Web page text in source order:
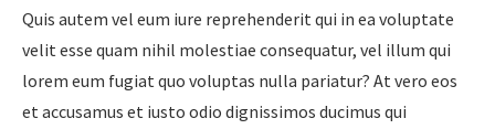
Quis autem vel eum iure reprehenderit qui in ea voluptate
velit esse quam nihil molestiae consequatur, vel illum qui
lorem eum fugiat quo voluptas nulla pariatur? At vero eos
et accusamus et iusto odio dignissimos ducimus qui